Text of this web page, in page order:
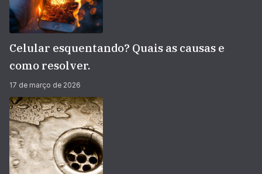
Celular esquentando? Quais as causas e
como resolver.
17 de março de 2026